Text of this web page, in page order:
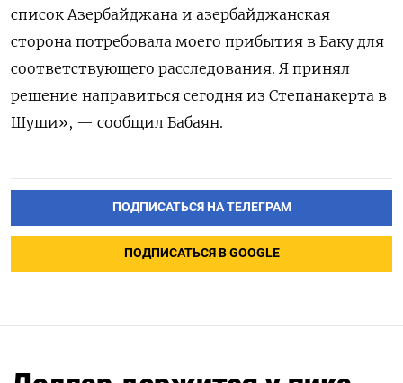
список Азербайджана и азербайджанская
сторона потребовала моего прибытия в Баку для
соответствующего расследования. Я принял
решение направиться сегодня из Степанакерта в
Шуши», — сообщил Бабаян.
ПОДПИСАТЬСЯ НА ТЕЛЕГРАМ
ПОДПИСАТЬСЯ В GOOGLE